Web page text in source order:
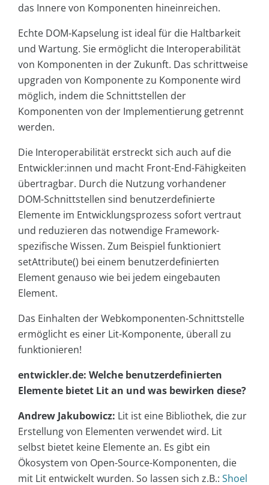
das Innere von Komponenten hineinreichen.
Echte DOM-Kapselung ist ideal für die Haltbarkeit
und Wartung. Sie ermöglicht die Interoperabilität
von Komponenten in der Zukunft. Das schrittweise
upgraden von Komponente zu Komponente wird
möglich, indem die Schnittstellen der
Komponenten von der Implementierung getrennt
werden.
Die Interoperabilität erstreckt sich auch auf die
Entwickler:innen und macht Front-End-Fähigkeiten
übertragbar. Durch die Nutzung vorhandener
DOM-Schnittstellen sind benutzerdefinierte
Elemente im Entwicklungsprozess sofort vertraut
und reduzieren das notwendige Framework-
spezifische Wissen. Zum Beispiel funktioniert
setAttribute() bei einem benutzerdefinierten
Element genauso wie bei jedem eingebauten
Element.
Das Einhalten der Webkomponenten-Schnittstelle
ermöglicht es einer Lit-Komponente, überall zu
funktionieren!
entwickler.de: Welche benutzerdefinierten
Elemente bietet Lit an und was bewirken diese?
Andrew Jakubowicz: Lit ist eine Bibliothek, die zur
Erstellung von Elementen verwendet wird. Lit
selbst bietet keine Elemente an. Es gibt ein
Ökosystem von Open-Source-Komponenten, die
mit Lit entwickelt wurden. So lassen sich z.B.: Shoel